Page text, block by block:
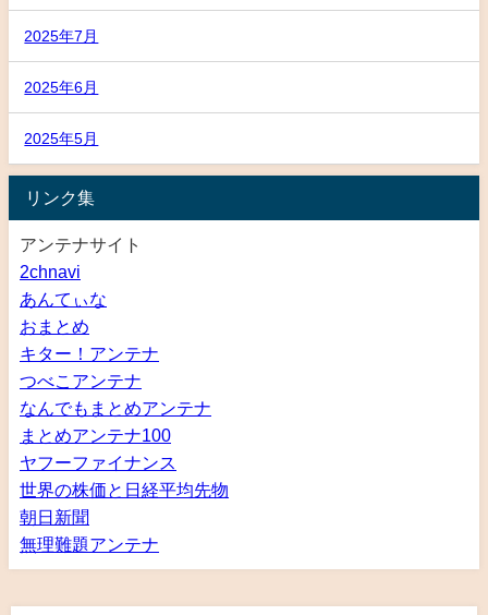
2025年7月
2025年6月
2025年5月
リンク集
アンテナサイト
2chnavi
あんてぃな
おまとめ
キター！アンテナ
つべこアンテナ
なんでもまとめアンテナ
まとめアンテナ100
ヤフーファイナンス
世界の株価と日経平均先物
朝日新聞
無理難題アンテナ